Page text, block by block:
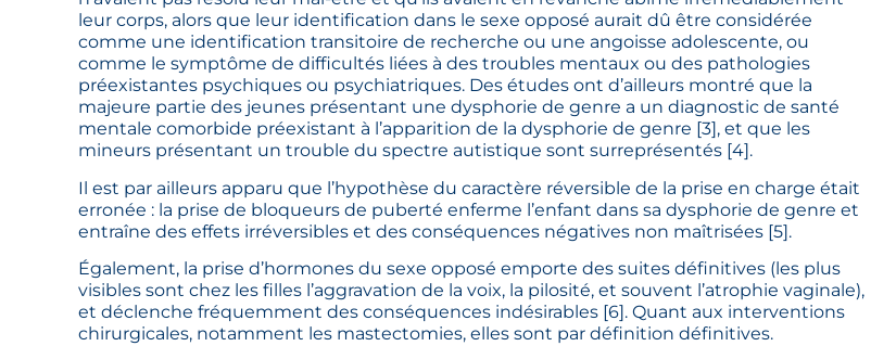
leur corps, alors que leur identification dans le sexe opposé aurait dû être considérée
comme une identification transitoire de recherche ou une angoisse adolescente, ou
comme le symptôme de difficultés liées à des troubles mentaux ou des pathologies
préexistantes psychiques ou psychiatriques. Des études ont d’ailleurs montré que la
majeure partie des jeunes présentant une dysphorie de genre a un diagnostic de santé
mentale comorbide préexistant à l’apparition de la dysphorie de genre [3] , et que les
mineurs présentant un trouble du spectre autistique sont surreprésentés [4] .
Il est par ailleurs apparu que l’hypothèse du caractère réversible de la prise en charge était
erronée : la prise de bloqueurs de puberté enferme l’enfant dans sa dysphorie de genre et
entraîne des effets irréversibles et des conséquences négatives non maîtrisées [5].
Également, la prise d’hormones du sexe opposé emporte des suites définitives (les plus
visibles sont chez les filles l’aggravation de la voix, la pilosité, et souvent l’atrophie vaginale),
et déclenche fréquemment des conséquences indésirables [6] . Quant aux interventions
chirurgicales, notamment les mastectomies, elles sont par définition définitives.